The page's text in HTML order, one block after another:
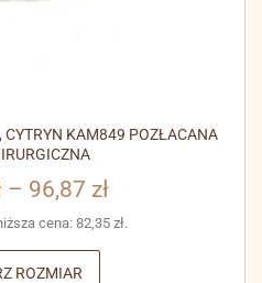
KAM849 POZŁACANA
– 96,87 zł
cena: 82,35 zł.
ROZMIAR